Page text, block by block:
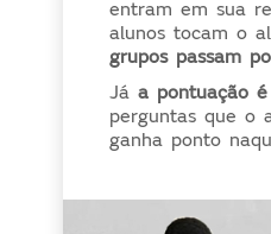
entram em sua
alunos tocam o
grupos passam
Já a pontuação
perguntas que o
ganha ponto